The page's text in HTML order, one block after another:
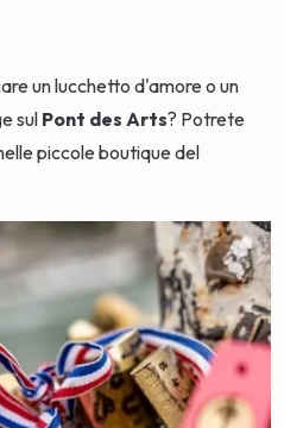
un lucchetto d'amore o un
sul Pont des Arts? Potrete
piccole boutique del